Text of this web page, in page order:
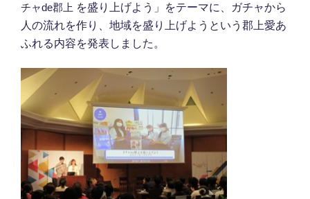
チャde郡上 を盛り上げよう」をテーマに、ガチャから
人の流れを作り、地域を盛り上げようという郡上愛あ
ふれる内容を発表しました。